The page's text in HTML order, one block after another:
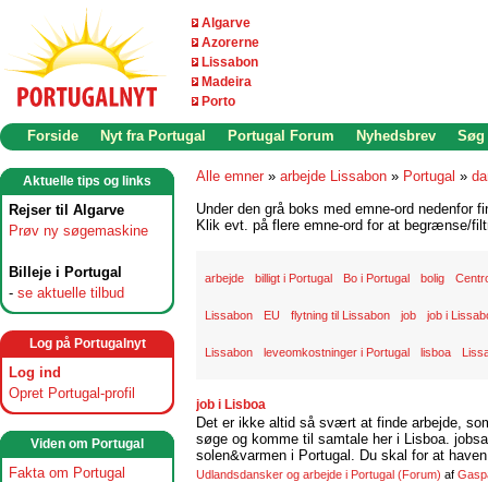
Algarve
Azorerne
Lissabon
Madeira
Porto
Forside Nyt fra Portugal Portugal Forum Nyhedsbrev Søg
Aktuelle tips og links
Rejser til Algarve
Prøv ny søgemaskine
Billeje i Portugal
- se aktuelle tilbud
Log på Portugalnyt
Log ind
Opret Portugal-profil
Viden om Portugal
Fakta om Portugal
Alle emner » arbejde Lissabon » Portugal »
Under den grå boks med emne-ord nedenfor
Klik evt. på flere emne-ord for at begrænse/
arbejde billigt i Portugal Bo i Portugal bolig
Lissabon EU flytning til Lissabon job job i
Lissabon leveomkostninger i Portugal lisboa
job i Lisboa
Det er ikke altid så svært at finde arbejde,
søge og komme til samtale her i Lisboa.
solen&varmen i Portugal. Du skal for at
Udlandsdansker og arbejde i Portugal (Forum) af